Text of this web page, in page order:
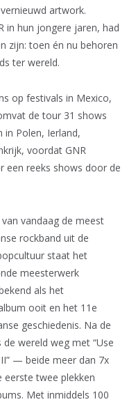
artwork.
in hun jongere jaren, had
zijn: toen én nu behoren
ter wereld.
op festivals in Mexico,
de tour 31 shows
in Polen, Ierland,
voordat GNR
een reeks shows door de
vandaag de meest
rockband uit de
staat het
meesterwerk
als het
ooit en het 11e
geschiedenis. Na de
de wereld weg met “Use
II” — beide meer dan 7x
twee plekken
Met inmiddels 100